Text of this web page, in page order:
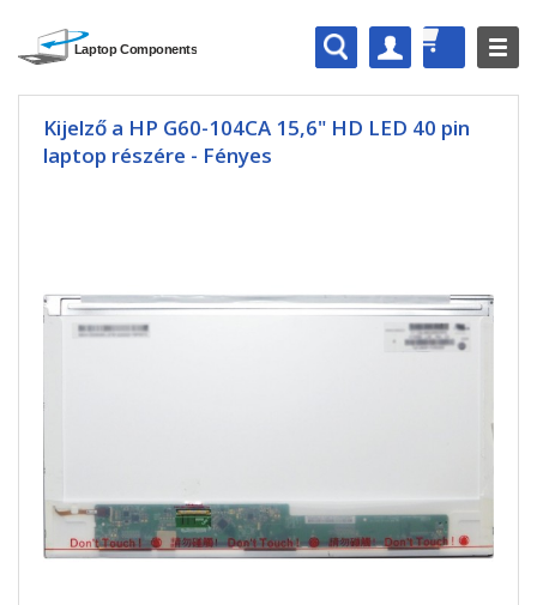
Kijelző a HP G60-104CA 15,6" HD LED 40 pin
laptop részére - Fényes